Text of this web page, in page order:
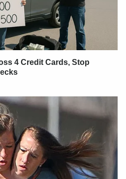
4 Credit Cards, Stop